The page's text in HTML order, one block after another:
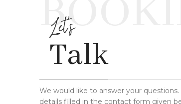
Let's
Talk
We would like to answer your
details filled in the contact form given